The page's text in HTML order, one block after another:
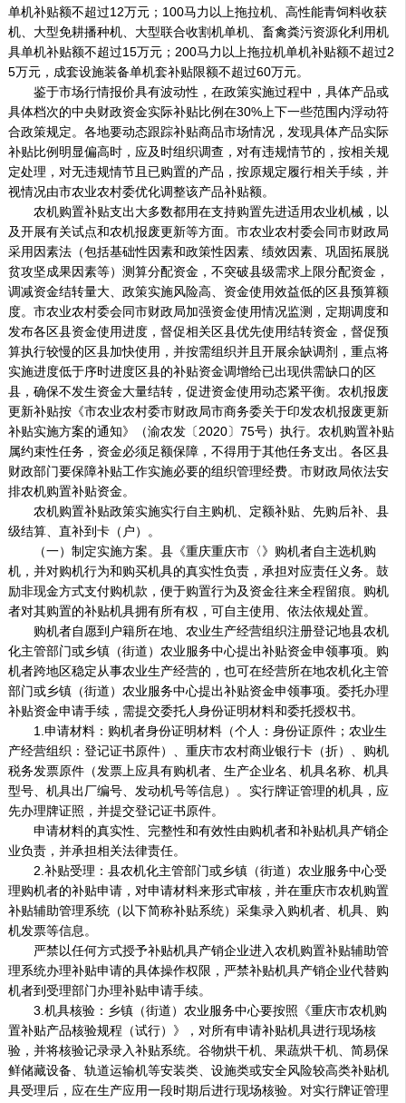
单机补贴额不超过12万元；100马力以上拖拉机、高性能青饲料收获
机、大型免耕播种机、大型联合收割机单机、畜禽粪污资源化利用机
具单机补贴额不超过15万元；200马力以上拖拉机单机补贴额不超过2
5万元，成套设施装备单机套补贴限额不超过60万元。
鉴于市场行情报价具有波动性，在政策实施过程中，具体产品或
具体档次的中央财政资金实际补贴比例在30%上下一些范围内浮动符
合政策规定。各地要动态跟踪补贴商品市场情况，发现具体产品实际
补贴比例明显偏高时，应及时组织调查，对有违规情节的，按相关规
定处理，对无违规情节且已购置的产品，按原规定履行相关手续，并
视情况由市农业农村委优化调整该产品补贴额。
农机购置补贴支出大多数都用在支持购置先进适用农业机械，以
及开展有关试点和农机报废更新等方面。市农业农村委会同市财政局
采用因素法（包括基础性因素和政策性因素、绩效因素、巩固拓展脱
贫攻坚成果因素等）测算分配资金，不突破县级需求上限分配资金，
调减资金结转量大、政策实施风险高、资金使用效益低的区县预算额
度。市农业农村委会同市财政局加强资金使用情况监测，定期调度和
发布各区县资金使用进度，督促相关区县优先使用结转资金，督促预
算执行较慢的区县加快使用，并按需组织并且开展余缺调剂，重点将
实施进度低于序时进度区县的补贴资金调增给已出现供需缺口的区
县，确保不发生资金大量结转，促进资金使用动态紧平衡。农机报废
更新补贴按《市农业农村委市财政局市商务委关于印发农机报废更新
补贴实施方案的通知》（渝农发〔2020〕75号）执行。农机购置补贴
属约束性任务，资金必须足额保障，不得用于其他任务支出。各区县
财政部门要保障补贴工作实施必要的组织管理经费。市财政局依法安
排农机购置补贴资金。
农机购置补贴政策实施实行自主购机、定额补贴、先购后补、县
级结算、直补到卡（户）。
（一）制定实施方案。县《重庆重庆市〈》购机者自主选机购
机，并对购机行为和购买机具的真实性负责，承担对应责任义务。鼓
励非现金方式支付购机款，便于购置行为及资金往来全程留痕。购机
者对其购置的补贴机具拥有所有权，可自主使用、依法依规处置。
购机者自愿到户籍所在地、农业生产经营组织注册登记地县农机
化主管部门或乡镇（街道）农业服务中心提出补贴资金申领事项。购
机者跨地区稳定从事农业生产经营的，也可在经营所在地农机化主管
部门或乡镇（街道）农业服务中心提出补贴资金申领事项。委托办理
补贴资金申请手续，需提交委托人身份证明材料和委托授权书。
1.申请材料：购机者身份证明材料（个人：身份证原件；农业生
产经营组织：登记证书原件）、重庆市农村商业银行卡（折）、购机
税务发票原件（发票上应具有购机者、生产企业名、机具名称、机具
型号、机具出厂编号、发动机号等信息）。实行牌证管理的机具，应
先办理牌证照，并提交登记证书原件。
申请材料的真实性、完整性和有效性由购机者和补贴机具产销企
业负责，并承担相关法律责任。
2.补贴受理：县农机化主管部门或乡镇（街道）农业服务中心受
理购机者的补贴申请，对申请材料来形式审核，并在重庆市农机购置
补贴辅助管理系统（以下简称补贴系统）采集录入购机者、机具、购
机发票等信息。
严禁以任何方式授予补贴机具产销企业进入农机购置补贴辅助管
理系统办理补贴申请的具体操作权限，严禁补贴机具产销企业代替购
机者到受理部门办理补贴申请手续。
3.机具核验：乡镇（街道）农业服务中心要按照《重庆市农机购
置补贴产品核验规程（试行）》，对所有申请补贴机具进行现场核
验，并将核验记录录入补贴系统。谷物烘干机、果蔬烘干机、简易保
鲜储藏设备、轨道运输机等安装类、设施类或安全风险较高类补贴机
具受理后，应在生产应用一段时期后进行现场核验。对实行牌证管理